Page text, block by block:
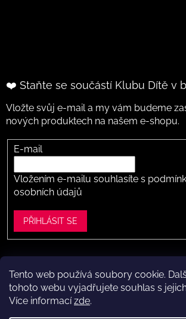
Tento web používá soubory cookie.
tohoto webu vyjadřujete souhlas s
Více informacízde.
❤️ Staňte se součástí Klubu Dítě v
Vložte svůj e-mail a my vám budeme
nových produktech na našem e-shopu.
E-mail
Vložením e-mailu souhlasíte s
osobních údajů
PŘIHLÁSIT SE
Vytvořil Shoptet